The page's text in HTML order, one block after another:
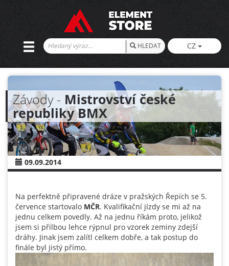
HLEDAT CZ
Závody - Mistrovství české
republiky BMX
09.09.2014
Na perfektně připravené dráze v pražských Řepích se 5.
července startovalo MČR. Kvalifikační jízdy se mi až na
jednu celkem povedly. Až na jednu říkám proto, jelikož
jsem si přilbou lehce rýpnul pro vzorek zeminy zdejší
dráhy. Jinak jsem zalítl celkem dobře, a tak postup do
finále byl jistý přímo.